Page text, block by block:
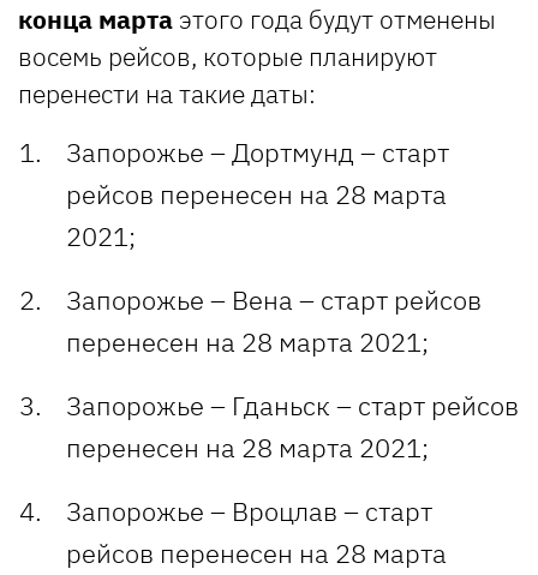
конца марта этого года будут отменены
восемь рейсов, которые планируют
перенести на такие даты:
Запорожье – Дортмунд – старт
рейсов перенесен на 28 марта
2021;
Запорожье – Вена – старт рейсов
перенесен на 28 марта 2021;
Запорожье – Гданьск – старт рейсов
перенесен на 28 марта 2021;
Запорожье – Вроцлав – старт
рейсов перенесен на 28 марта